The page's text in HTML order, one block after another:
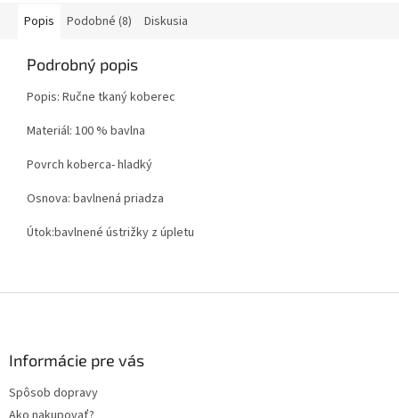
Popis Podobné (8) Diskusia
Podrobný popis
Popis: Ručne tkaný koberec
Materiál: 100 % bavlna
Povrch koberca- hladký
Osnova: bavlnená priadza
Útok:bavlnené ústrižky z úpletu
Informácie pre vás
Spôsob dopravy